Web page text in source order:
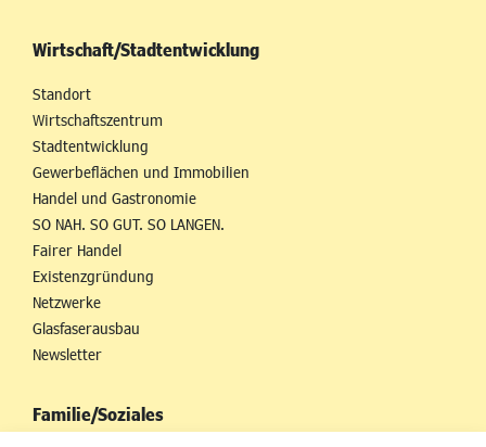
Wirtschaft/Stadtentwicklung
Standort
Wirtschaftszentrum
Stadtentwicklung
Gewerbeflächen und Immobilien
Handel und Gastronomie
SO NAH. SO GUT. SO LANGEN.
Fairer Handel
Existenzgründung
Netzwerke
Glasfaserausbau
Newsletter
Familie/Soziales